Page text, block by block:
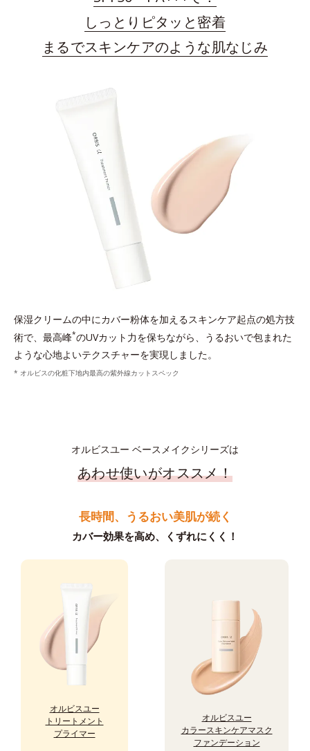
しっとりピタッと密着
まるでスキンケアのような肌なじみ
保湿クリームの中にカバー粉体を加えるスキンケア起点の処方技
術で、最高峰*のUVカット力を保ちながら、うるおいで包まれた
ような心地よいテクスチャーを実現しました。
* オルビスの化粧下地内最高の紫外線カットスペック
オルビスユー ベースメイクシリーズは
あわせ使いがオススメ！
長時間、うるおい美肌が続く
カバー効果を高め、くずれにくく！
オルビスユー
トリートメント
プライマー
オルビスユー
カラースキンケアマスク
ファンデーション